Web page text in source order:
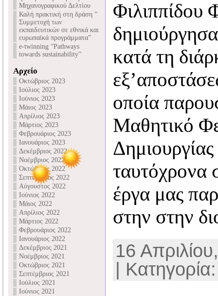
Μηχανογραφικού Δελτίου
Καλή πρακτική στη δράση ”
Συμμετοχή των
εκπαιδευτικών σε εθνικά και
ευρωπαϊκά προγράμματα”
e-twinning “Pathways
towards sustainability”
Αρχείο
Οκτώβριος 2023
Ιούλιος 2023
Ιούνιος 2023
Μάιος 2023
Απρίλιος 2023
Μάρτιος 2023
Φεβρουάριος 2023
Ιανουάριος 2023
Δεκέμβριος 2022
Νοέμβριος 2022
Οκτώβριος 2022
Σεπτέμβριος 2022
Αύγουστος 2022
Ιούνιος 2022
Μάιος 2022
Απρίλιος 2022
Μάρτιος 2022
Φεβρουάριος 2022
Ιανουάριος 2022
Δεκέμβριος 2021
Νοέμβριος 2021
Οκτώβριος 2021
Σεπτέμβριος 2021
Ιούλιος 2021
Ιούνιος 2021
Φιλιππίδου
κατά τη
οποία
Μαθητικό
ταυτόχρονα
έργα μας
στην στην
16
|